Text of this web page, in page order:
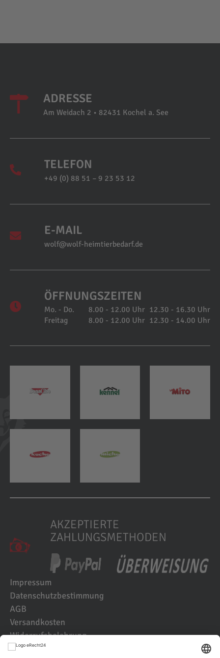
ADRESSE
Am Weidach 2 • 82431 Kochel a. See
TELEFON
+49 (0) 88 51 – 9 23 53 12
E-MAIL
wolf@wolf-heimtierbedarf.de
ÖFFNUNGSZEITEN
Mo. - Do. 8.00 - 12.00 Uhr 12.30 - 16.30 Uhr
Freitag
8.00 - 12.00 Uhr 12.30 - 14.00 Uhr
AKZEPTIERTE
ZAHLUNGSMETHODEN
Impressum
Datenschutzbestimmung
AGB
Versandkosten
Widerrufsbelehrung
Kundenbewertungen